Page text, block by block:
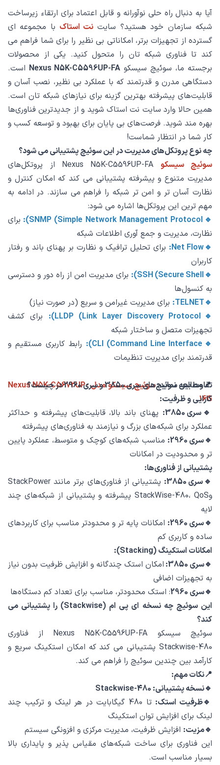
آیا به دنبال راه‌ حلی نوآورانه و قابل اعتماد برای ارتقاء زیرساخت
شبکه سازمان خود هستید؟ سایت نت استاک با مجموعه‌ ای
گسترده از تجهیزات برتر، امکاناتی بی ‌نظیر را برای شما فراهم می‌
کند تا فناوری شبکه ‌تان را متحول کنید. یکی از محصولات
برجسته ما، سوئیچ سیسکو Nexus N5K-C5596UP-FA است.
دستگاهی مدرن و قدرتمند که با عملکرد بی ‌نظیر، نصب آسان و
قابلیت‌های پیشرفته بهترین گزینه برای نیازهای شبکه‌ تان است.
همین حالا وارد سایت نت استاک شوید و از جدیدترین فناوری‌ها
بهره ‌مند شوید. فرصت‌های بی ‌پایان برای بهبود و توسعه کسب‌ و
کار شما در انتظار شماست!
چه نوع پروتکل‌های مدیریت در این سوئیچ پشتیبانی می ‌شود؟
سوئیچ سیسکو
Nexus N5K-C5596UP-FA از پروتکل‌های
مدیریت متنوع و پیشرفته پشتیبانی می ‌کند که امکان کنترل و
نظارت آسان ‌تر و امن ‌تر شبکه را فراهم می ‌سازند. در ادامه به
مهم ‌ترین این پروتکل‌ها اشاره می‌ شود:
🔹SNMP (Simple Network Management Protocol):
برای
نظارت، مدیریت و جمع ‌آوری اطلاعات شبکه
🔹Net Flow:
برای تحلیل ترافیک و نظارت بر پهنای باند و رفتار
کاربران
🔹SSH (Secure Shell):
برای مدیریت امن از راه دور و دسترسی
به کنسول‌ها
🔹TELNET:
برای مدیریت غیرامن و سریع (در صورت نیاز)
🔹LLDP (Link Layer Discovery Protocol):
برای کشف
تجهیزات متصل و ساختار شبکه
🔹CLI (Command Line Interface):
رابط کاربری مستقیم و
قدرتمند برای مدیریت تنظیمات
📍مطالعه نماید:
سوئیچ سیسکو مدل Nexus N5K-C5672UP-
16G
تفاوت بین سوئیچ‌های سری 3850 و سری 2960 در چیست؟
کارایی و ظرفیت:
🔹سری 3850:
پهنای باند بالا، قابلیت‌های پیشرفته و حداکثر
عملکرد برای شبکه‌های بزرگ و نیازمند به فناوری‌های پیشرفته
🔹سری 2960:
مناسب شبکه‌های کوچک و متوسط، عملکرد پایین‌
تر و محدودیت در امکانات
پشتیبانی از فناوری‌ها:
🔹سری 3850:
پشتیبانی از فناوری‌های برتر مانند StackPower
وStackWise-480، QoS پیشرفته و پشتیبانی از شبکه‌های چند
لایه
🔹سری 2960:
امکانات پایه ‌تر و محدودتر مناسب برای کاربردهای
ساده و کاربری کم
امکانات استکینگ (Stacking):
🔹سری 3850:
امکان استک چندگانه و افزایش ظرفیت بدون نیاز
به تجهیزات اضافی
🔹سری 2960
: استک محدودتر، مناسب برای تعداد کم دستگاه‌ها
این سوئیچ چه نسخه ای ‌پی ‌ام (Stackwise) را پشتیبانی می
‌کند؟
سوئیچ سیسکو Nexus N5K-C5596UP-FA از فناوری
Stackwise-480 پشتیبانی می‌ کند که امکان استکینگ سریع و
کارآمد بین چندین سوئیچ را فراهم می ‌کند.
📍نکات مهم:
🔹نسخه پشتیبانی: Stackwise-480
🔹ظرفیت استک:
تا 480 گیگابایت در هر لینک و ترکیب چند
لینک برای افزایش توان استکینگ
🔹مزیت: افزایش ظرفیت، مدیریت مرکزی و افزونگی سیستم
این فناوری برای ساخت شبکه‌های مقیاس ‌پذیر و پایداری بالا
بسیار مناسب است.